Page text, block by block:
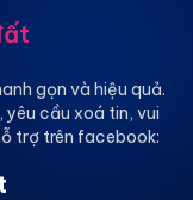
gọn và hiệu quả.
yêu cầu xoá tin, vui
trợ trên facebook: